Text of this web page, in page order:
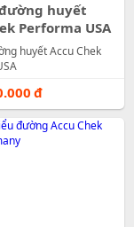
huyết
Performa USA
huyết Accu Chek
đ